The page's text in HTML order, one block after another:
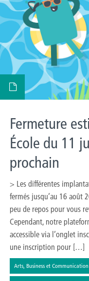
Fermeture
École du 11
prochain
> Les différentes
fermés jusqu’au 16 août
peu de repos pour vous
Cependant, notre
accessible via l’onglet
une inscription pour […]
Arts, Business et Communication